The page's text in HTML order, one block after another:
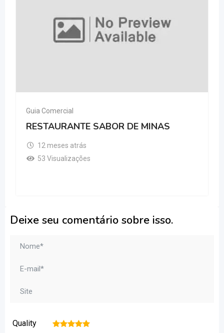
Guia Comercial
RESTAURANTE SABOR DE MINAS
12 meses atrás
53 Visualizações
Deixe seu comentário sobre isso.
Quality 5
4
3
2